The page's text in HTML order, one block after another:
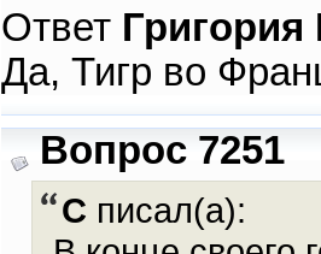
Ответ
Да, Тигр во
Вопрос 7251
С писал(а):